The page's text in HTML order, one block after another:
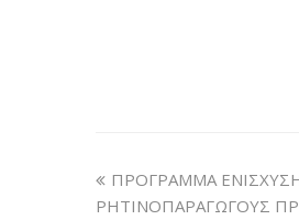
ΠΡΟΓΡΑΜΜΑ
ΡΗΤΙΝΟΠΑΡΑΓΩΓΟΥΣ